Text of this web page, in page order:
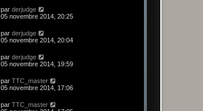
par derjudge
05 novembre 2014, 20:25
par derjudge
05 novembre 2014, 20:04
par derjudge
05 novembre 2014, 19:59
par TTC_master
05 novembre 2014, 17:06
par TTC_master